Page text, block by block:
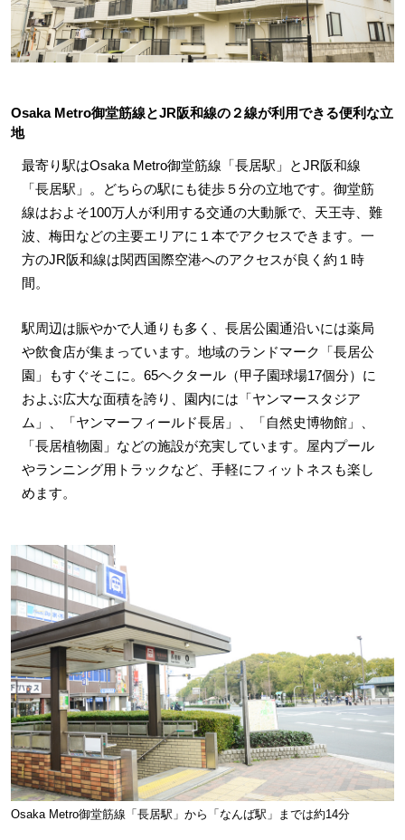
Osaka Metro御堂筋線とJR阪和線の２線が利用できる便利な立
地
最寄り駅はOsaka Metro御堂筋線「長居駅」とJR阪和線
「長居駅」。どちらの駅にも徒歩５分の立地です。御堂筋
線はおよそ100万人が利用する交通の大動脈で、天王寺、難
波、梅田などの主要エリアに１本でアクセスできます。一
方のJR阪和線は関西国際空港へのアクセスが良く約１時
間。
駅周辺は賑やかで人通りも多く、長居公園通沿いには薬局
や飲食店が集まっています。地域のランドマーク「長居公
園」もすぐそこに。65ヘクタール（甲子園球場17個分）に
およぶ広大な面積を誇り、園内には「ヤンマースタジア
ム」、「ヤンマーフィールド長居」、「自然史博物館」、
「長居植物園」などの施設が充実しています。屋内プール
やランニング用トラックなど、手軽にフィットネスも楽し
めます。
Osaka Metro御堂筋線「長居駅」から「なんば駅」までは約14分